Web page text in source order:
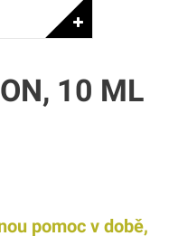
10 ML
pomoc v době,